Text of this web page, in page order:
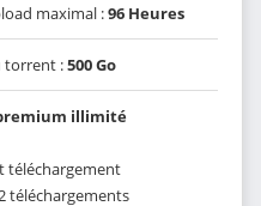
maximal :96 Heures
torrent :500 Go
illimité
téléchargement
téléchargements